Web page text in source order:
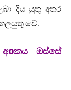
දිය යුතු අතර
වේ.
ඔස්සේ